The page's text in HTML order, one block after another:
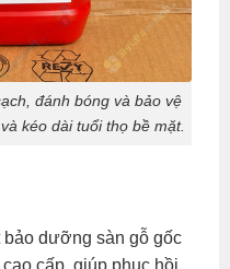
đánh bóng và bảo vệ
kéo dài tuổi thọ bề mặt.
bảo dưỡng sàn gỗ gốc
cấp, giúp phục hồi